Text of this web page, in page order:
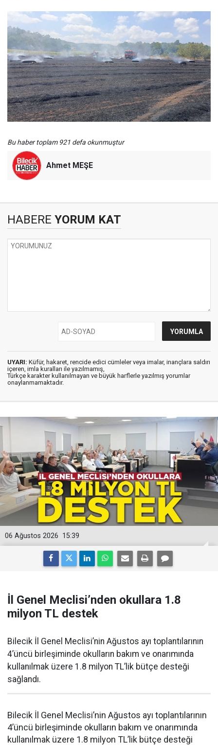
Bu haber toplam 921 defa okunmuştur
Ahmet MEŞE
HABERE YORUM KAT
UYARI: Küfür, hakaret, rencide edici cümleler veya imalar, inançlara saldırı
içeren, imla kuralları ile yazılmamış,
Türkçe karakter kullanılmayan ve büyük harflerle yazılmış yorumlar
onaylanmamaktadır.
15:39
06 Ağustos 2026
İl Genel Meclisi’nden okullara 1.8
milyon TL destek
Bilecik İl Genel Meclisi’nin Ağustos ayı toplantılarının
4’üncü birleşiminde okulların bakım ve onarımında
kullanılmak üzere 1.8 milyon TL’lik bütçe desteği
sağlandı.
Bilecik İl Genel Meclisi’nin Ağustos ayı toplantılarının
4’üncü birleşiminde okulların bakım ve onarımında
kullanılmak üzere 1.8 milyon TL’lik bütçe desteği